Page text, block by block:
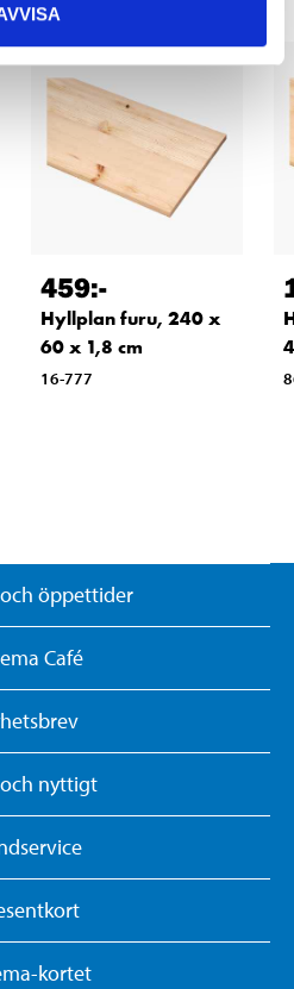
459:-
Hyllplan furu, 240 x
60 x 1,8 cm
16-777
öppettider
Café
nyttigt
kortet